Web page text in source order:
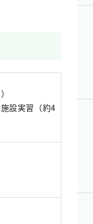
設実習（約4